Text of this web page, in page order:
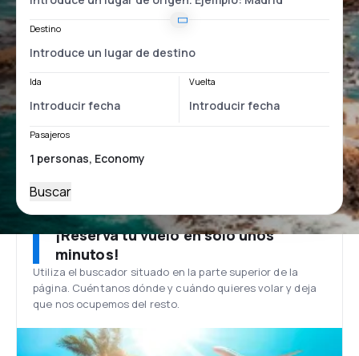
Destino
Ida Vuelta
Pasajeros
Buscar
¡Reserva tu vuelo en solo unos
minutos!
Utiliza el buscador situado en la parte superior de la
página. Cuéntanos dónde y cuándo quieres volar y deja
que nos ocupemos del resto.